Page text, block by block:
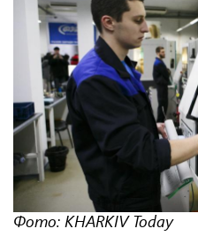
Фото: KHARKIV Today